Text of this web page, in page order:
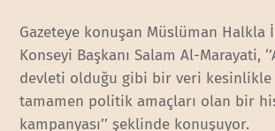
Gazeteye konuşan Müslüman Halkla
Konseyi Başkanı Salam Al-Marayati,
devleti olduğu gibi bir veri kesinlikle
tamamen politik amaçları olan bir
kampanyası’’ şeklinde konuşuyor.